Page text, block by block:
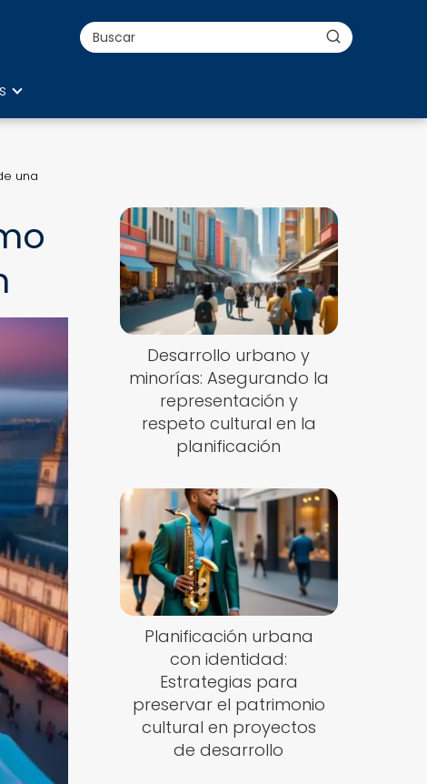
una
Desarrollo urbano y
minorías: Asegurando la
representación y
respeto cultural en la
planificación
Planificación urbana
con identidad:
Estrategias para
preservar el patrimonio
cultural en proyectos
de desarrollo